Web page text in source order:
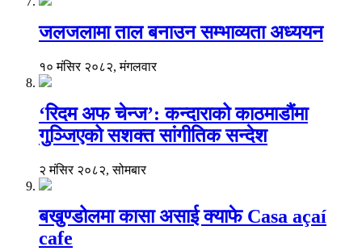
जलजलामा ताल बनाउन सम्भाव्यता अध्ययन
१० मंसिर २०८२, मंगलवार
‘रिदम अफ चेन्ज’: कन्दाराको काठमाडौंमा
गुञ्जिएको सशक्त सांगीतिक सन्देश
२ मंसिर २०८२, सोमबार
बखुण्डोलमा कासा असाई क्याफे Casa açaí
cafe